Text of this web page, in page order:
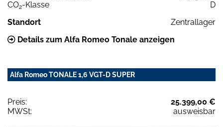
CO2-Klasse
D
Standort
Zentrallager
Details zum Alfa Romeo Tonale anzeigen
Alfa Romeo TONALE 1,6 VGT-D SUPER
Preis:
25.399,00 €
MWSt:
ausweisbar